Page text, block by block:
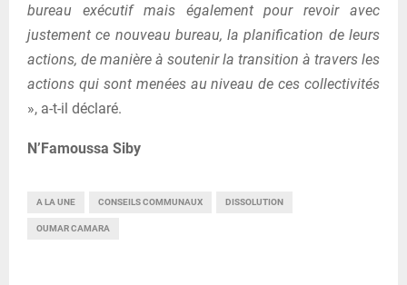
bureau exécutif mais également pour revoir avec
justement ce nouveau bureau, la planification de leurs
actions, de manière à soutenir la transition à travers les
actions qui sont menées au niveau de ces collectivités
», a-t-il déclaré.
N’Famoussa Siby
A LA UNE CONSEILS COMMUNAUX DISSOLUTION
OUMAR CAMARA